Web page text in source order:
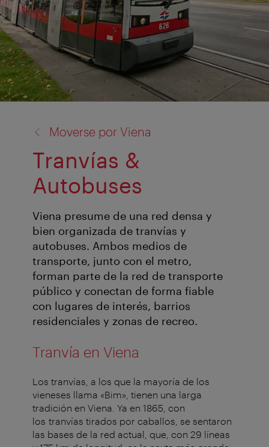
Moverse por Viena
Tranvías &
Autobuses
Viena presume de una red densa y
bien organizada de tranvías y
autobuses. Ambos medios de
transporte, junto con el metro,
forman parte de la red de transporte
público y conectan de forma fiable
con lugares de interés, barrios
residenciales y zonas de recreo.
Tranvía en Viena
Los tranvías, a los que la mayoría de los
vieneses llama «Bim», tienen una larga
tradición en Viena. Ya en 1865, con
los tranvías tirados por caballos, se sentaron
las bases de la red actual, que, con 29 líneas